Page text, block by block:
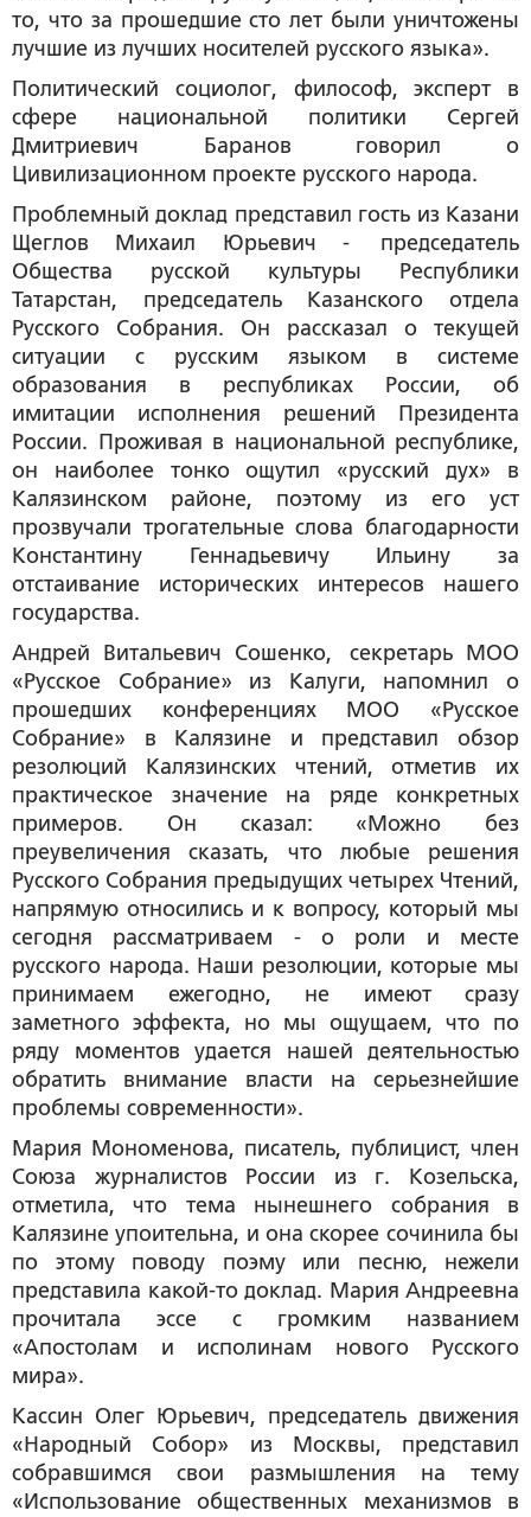
то, что за прошедшие сто лет были уничтожены
лучшие из лучших носителей русского языка».
Политический социолог, философ, эксперт в
сфере национальной политики Сергей
Дмитриевич Баранов говорил о
Цивилизационном проекте русского народа.
Проблемный доклад представил гость из Казани
Щеглов Михаил Юрьевич - председатель
Общества русской культуры Республики
Татарстан, председатель Казанского отдела
Русского Собрания. Он рассказал о текущей
ситуации с русским языком в системе
образования в республиках России, об
имитации исполнения решений Президента
России. Проживая в национальной республике,
он наиболее тонко ощутил «русский дух» в
Калязинском районе, поэтому из его уст
прозвучали трогательные слова благодарности
Константину Геннадьевичу Ильину за
отстаивание исторических интересов нашего
государства.
Андрей Витальевич Сошенко, секретарь МОО
«Русское Собрание» из Калуги, напомнил о
прошедших конференциях МОО «Русское
Собрание» в Калязине и представил обзор
резолюций Калязинских чтений, отметив их
практическое значение на ряде конкретных
примеров. Он сказал: «Можно без
преувеличения сказать, что любые решения
Русского Собрания предыдущих четырех Чтений,
напрямую относились и к вопросу, который мы
сегодня рассматриваем - о роли и месте
русского народа. Наши резолюции, которые мы
принимаем ежегодно, не имеют сразу
заметного эффекта, но мы ощущаем, что по
ряду моментов удается нашей деятельностью
обратить внимание власти на серьезнейшие
проблемы современности».
Мария Мономенова, писатель, публицист, член
Союза журналистов России из г. Козельска,
отметила, что тема нынешнего собрания в
Калязине упоительна, и она скорее сочинила бы
по этому поводу поэму или песню, нежели
представила какой-то доклад. Мария Андреевна
прочитала эссе с громким названием
«Апостолам и исполинам нового Русского
мира».
Кассин Олег Юрьевич, председатель движения
«Народный Собор» из Москвы, представил
собравшимся свои размышления на тему
«Использование общественных механизмов в